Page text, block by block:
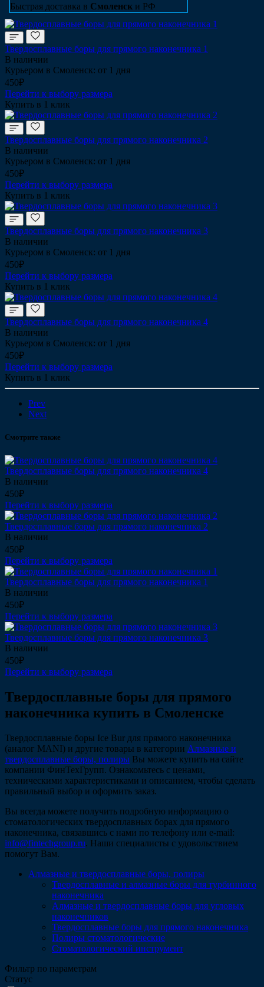
Быстрая доставка в Смоленск и РФ
Твердосплавные боры для прямого наконечника 1
В наличии
Курьером в Смоленск: от 1 дня
450₽
Перейти к выбору размера
Купить в 1 клик
Твердосплавные боры для прямого наконечника 2
В наличии
Курьером в Смоленск: от 1 дня
450₽
Перейти к выбору размера
Купить в 1 клик
Твердосплавные боры для прямого наконечника 3
В наличии
Курьером в Смоленск: от 1 дня
450₽
Перейти к выбору размера
Купить в 1 клик
Твердосплавные боры для прямого наконечника 4
В наличии
Курьером в Смоленск: от 1 дня
450₽
Перейти к выбору размера
Купить в 1 клик
Prev
Next
Смотрите также
Твердосплавные боры для прямого наконечника 4
В наличии
450₽
Перейти к выбору размера
Твердосплавные боры для прямого наконечника 2
В наличии
450₽
Перейти к выбору размера
Твердосплавные боры для прямого наконечника 1
В наличии
450₽
Перейти к выбору размера
Твердосплавные боры для прямого наконечника 3
В наличии
450₽
Перейти к выбору размера
Твердосплавные боры для прямого
наконечника купить в Смоленске
Твердосплавные боры Ice Bur для прямого наконечника
(аналог MANI) и другие товары в категории Алмазные и
твердосплавные боры, полиры Вы можете купить на сайте
компании ФинТехГрупп. Ознакомьтесь с ценами,
техническими характеристиками и описанием, чтобы сделать
правильный выбор и оформить заказ.
Вы всегда можете получить подробную информацию о
стоматологических твердосплавных борах для прямого
наконечника, связавшись с нами по телефону или e-mail:
info@fintechgroup.ru. Наши специалисты с удовольствием
помогут Вам.
Алмазные и твердосплавные боры, полиры
Твердосплавные и алмазные боры для турбинного
наконечника
Алмазные и твердосплавные боры для угловых
наконечников
Твердосплавные боры для прямого наконечника
Полиры стоматологические
Стоматологический инструмент
Фильтр по параметрам
Статус